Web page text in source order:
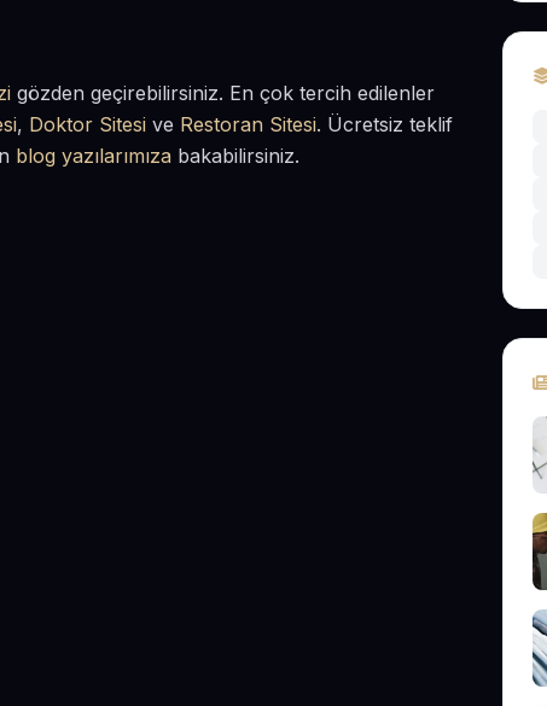
gözden geçirebilirsiniz. En çok tercih edilenler
, Doktor Sitesi ve Restoran Sitesi. Ücretsiz teklif
blog yazılarımıza bakabilirsiniz.